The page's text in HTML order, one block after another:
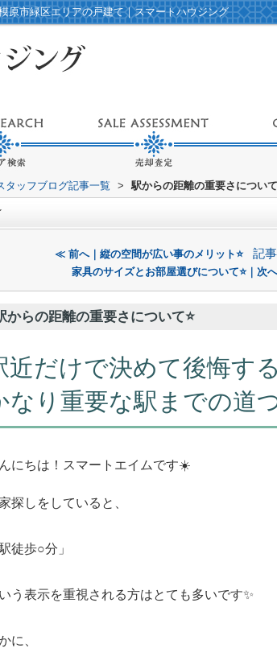
原市緑区エリアの戸建て｜スマートハウジング
タッフブログ記事一覧 > 駅からの距離の重要さについて
≪ 前へ｜縦の空間が広い事のメリット⭐️ 記
家具のサイズとお部屋選びについて⭐️｜次
からの距離の重要さについて⭐️
近だけで決めて後悔す
なり重要な駅までの道
にちは！スマートエイムです☀️
探しをしていると、
駅徒歩○分」
う表示を重視される方はとても多いです✨
に、